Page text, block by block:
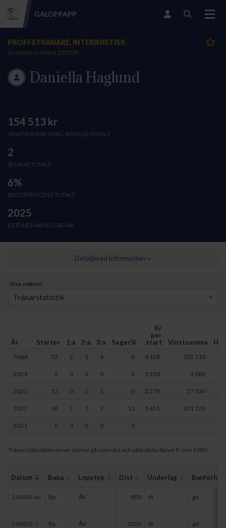
GALOPPAPP
PROFFSTRÄNARE, INTERIMISTISK
Licensen avslutad 250209
Daniella Haglund
154 513 kr
VINSTSUMMA (INKL. BONUS) TOTALT
2
SEGRAR TOTALT
6%
SEGERPROCENT TOTALT
2025
LICENSEN AVSLUTAD ÅR
Detaljerad information
Visa sektion:
År Starter 1:a 2:a 3:a Seger%
Kr
per
start
Vinstsumma
Totalt 32 2 1 4 6 4 128 132 110
2024 2 0 0 0 0 1 530 3 060
2023 12 0 0 1 0 2 278 27 330
2022 18 2 1 3 11 5 651 101 720
2021 0 0 0 0 0
Tränarstatistiken avser starter på svenska och utländska banor fr o m 1980.
Datum Bana Lopptyp Dist Underlag Banförh
241002-kv Bp ÅV 800 dt gd
240925-7 Bp ÅV 1200 dt gd